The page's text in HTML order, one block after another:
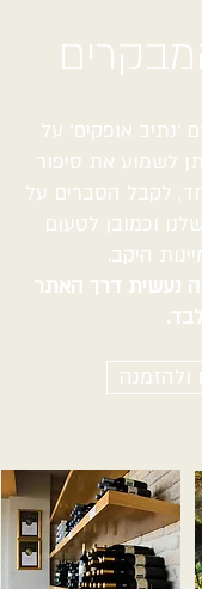
'נתיב אופקים' על
לשמוע את סיפור
לקבל הסברים על
וכמובן לטעום
היקב.
נעשית דרך האתר
ולהזמנה